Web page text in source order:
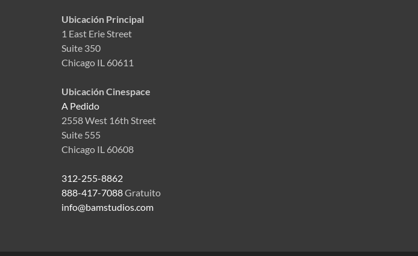
Ubicación Principal
1 East Erie Street
Suite 350
Chicago IL 60611
Ubicación Cinespace
A Pedido
2558 West 16th Street
Suite 555
Chicago IL 60608
312-255-8862
888-417-7088Gratuito
info@bamstudios.com